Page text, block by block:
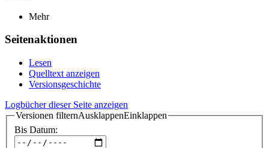
Mehr
Seitenaktionen
Lesen
Quelltext anzeigen
Versionsgeschichte
Logbücher dieser Seite anzeigen
Versionen filternAusklappenEinklappen
Bis Datum: